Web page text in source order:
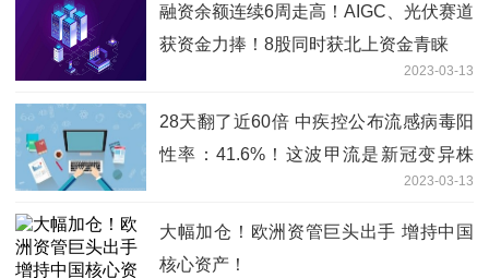
融资余额连续6周走高！AIGC、光伏赛道
获资金力捧！8股同时获北上资金青睐
2023-03-13
28天翻了近60倍 中疾控公布流感病毒阳
性率：41.6%！这波甲流是新冠变异株
2023-03-13
大幅加仓！欧洲资管巨头出手 增持中国
核心资产！